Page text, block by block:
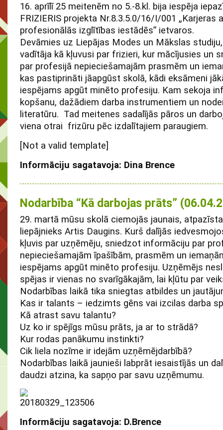
16. aprīlī 25 meitenēm no 5.-8.kl. bija iespēja
FRIZIERIS projekta Nr.8.3.5.0/16/I/001 „Karjeras
profesionālās izglītības iestādēs” ietvaros.
Devāmies uz Liepājas Modes un Mākslas
vadītāja kā kļuvusi par frizieri, kur mācījusies un
par profesijā nepieciešamajām prasmēm un
kas pastiprināti jāapgūst skolā, kādi eksāmeni
iespējams apgūt minēto profesiju. Kam sekoja
kopšanu, dažādiem darba instrumentiem un
literatūru. Tad meitenes sadalījās pāros un
viena otrai frizūru pēc izdalītajiem paraugiem.
[Not a valid template]
Informāciju sagatavoja: Dina Brence
Nodarbība “Kā darbojas prāts”
29. martā mūsu skolā ciemojās jaunais,
liepājnieks Artis Daugins. Kurš dalījās
kļuvis par uzņēmēju, sniedzot informāciju par
nepieciešamajām īpašībām, prasmēm un
iespējams apgūt minēto profesiju. Uzņēmējs
spējas ir vienas no svarīgākajām, lai kļūtu par
Nodarbības laikā tika sniegtas atbildes un
Kas ir talants – iedzimts gēns vai izcilas darba
Kā atrast savu talantu?
Uz ko ir spējīgs mūsu prāts, ja ar to strādā?
Kur rodas panākumu instinkti?
Cik liela nozīme ir idejām uzņēmējdarbībā?
Nodarbības laikā jaunieši labprāt iesaistījās un
daudzi atzina, ka sapņo par savu uzņēmumu.
Informāciju sagatavoja: D.Brence